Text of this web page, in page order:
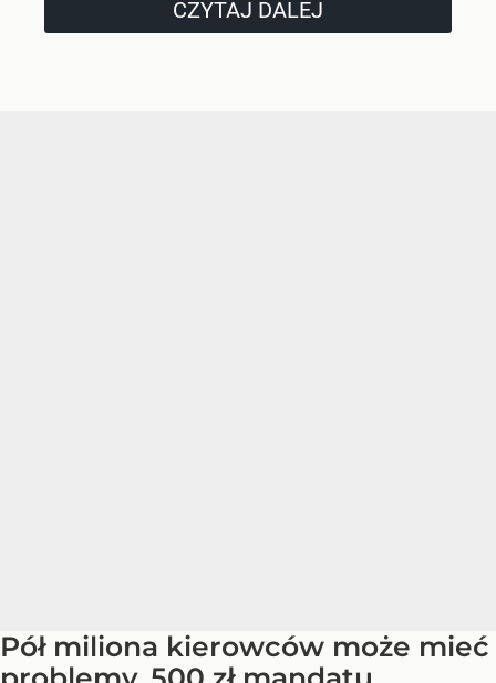
CZYTAJ DALEJ
Pół miliona kierowców może mieć